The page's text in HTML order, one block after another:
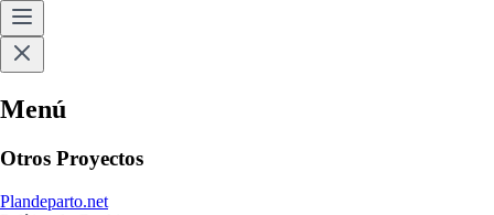
Menú
Otros Proyectos
Plandeparto.net